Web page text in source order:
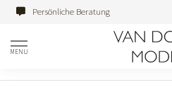
Persönliche Beratung
MENU